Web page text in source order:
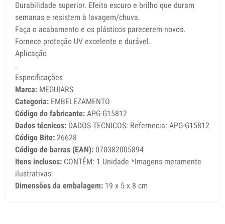
Durabilidade superior. Efeito escuro e brilho que duram
semanas e resistem à lavagem/chuva.
Faça o acabamento e os plásticos parecerem novos.
Fornece proteção UV excelente e durável.
Aplicação
.
Especificações
Marca: MEGUIARS
Categoria: EMBELEZAMENTO
Código do fabricante: APG-G15812
Dados técnicos: DADOS TECNICOS: Refernecia: APG-G15812
Código Bite: 26628
Código de barras (EAN): 070382005894
Itens inclusos: CONTÉM: 1 Unidade *Imagens meramente
ilustrativas
Dimensões da embalagem: 19 x 5 x 8 cm